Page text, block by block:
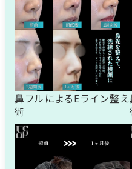
鼻フルによるEライン整え
術